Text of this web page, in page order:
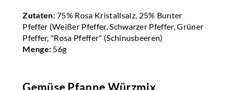
Zutaten: 75% Rosa Kristallsalz, 25% Bunter
Pfeffer (Weißer Pfeffer, Schwarzer Pfeffer, Grüner
Pfeffer, "Rosa Pfeffer" (Schinusbeeren)
Menge: 56g
Gemüse Pfanne Würzmix